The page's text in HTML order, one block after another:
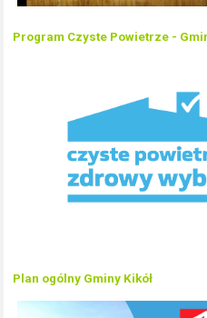
Program Czyste Powietrze -
Plan ogólny Gminy Kikół